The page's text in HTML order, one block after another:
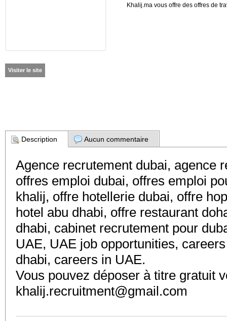
Khalij.ma vous offre des offres de
Visiter le site
Description Aucun commentaire
Agence recrutement dubai, agence
offres emploi dubai, offres emploi
khalij, offre hotellerie dubai, offre
hotel abu dhabi, offre restaurant
dhabi, cabinet recrutement pour
UAE, UAE job opportunities,
dhabi, careers in UAE.
Vous pouvez déposer à titre gratuit
khalij.recruitment@gmail.com